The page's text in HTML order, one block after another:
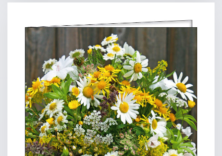
Lichter, die das Dunkel hell machen.
Da sind Fenster, durch die Licht fällt. Alles Hinweise auf
eine
Wirklichkeit, die jenseits dieses Raumes liegt.
Der Raum öffnet sich aber auch in die Zukunft. Was mir
hier
begegnet an Worten und Zeichen, an Lichtern und
Farben,
kann auch meinem Leben neue Kraft geben.
Der Trost, den Menschen vor mir an dieser Stelle
gefunden
haben, will auch mich trösten. Das Licht, das ihnen